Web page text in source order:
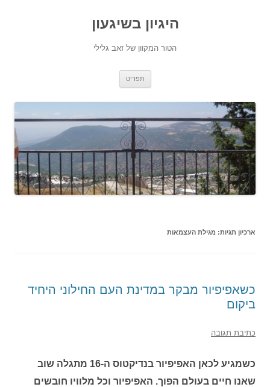
היגיון בשיגעון
הטור המקוון של זאב גלילי
תפריט
ארכיון תגיות: מגילת העצמאות
כשאפיפיור מבקר במדינת העם החילוני היחיד
ביקום
כתיבת תגובה
כשמגיע לכאן האפיפיור בנדיקטוס ה-16 מתגלה שוב
שאנו חיים בעולם הפוך. האפיפיור וכל מלוויו חובשים